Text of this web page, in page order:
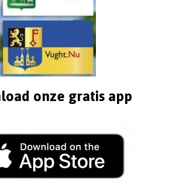
onze gratis app